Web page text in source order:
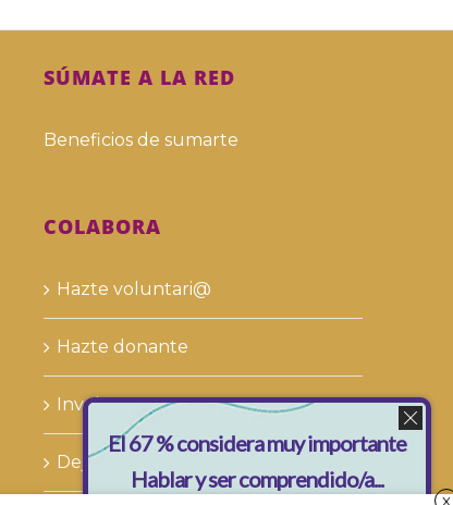
SÚMATE A LA RED
Beneficios de sumarte
COLABORA
Hazte voluntari@
Hazte donante
Involucra a tu empresa
Deja tu legado solidario
X
El 67 % considera muy importante
Hablar y ser comprendido/a...